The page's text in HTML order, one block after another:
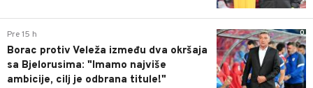
0
Pre 15 h
Borac protiv Veleža između dva okršaja
sa Bjelorusima: "Imamo najviše
ambicije, cilj je odbrana titule!"